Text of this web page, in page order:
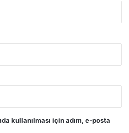
kullanılması için adım, e-posta